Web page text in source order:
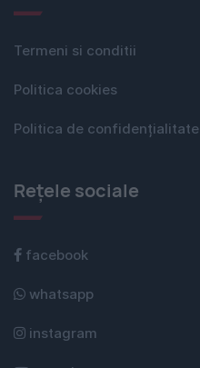
Termeni si conditii
Politica cookies
Politica de confidențialitate
Rețele sociale
facebook
whatsapp
instagram